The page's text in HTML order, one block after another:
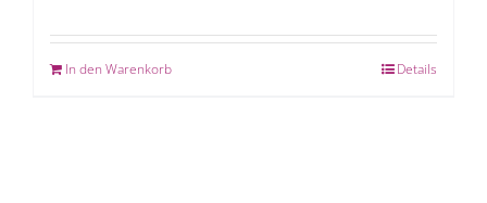
In den Warenkorb Details